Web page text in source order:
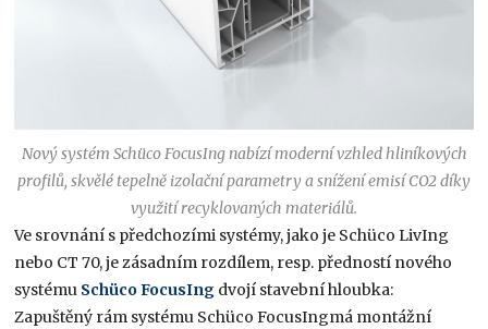
Nový systém Schüco FocusIng nabízí moderní vzhled hliníkových
profilů, skvělé tepelně izolační parametry a snížení emisí CO2 díky
využití recyklovaných materiálů.
Ve srovnání s předchozími systémy, jako je Schüco LivIng
nebo CT 70, je zásadním rozdílem, resp. předností nového
systému Schüco FocusIng dvojí stavební hloubka:
Zapuštěný rám systému Schüco FocusIngmá montážní